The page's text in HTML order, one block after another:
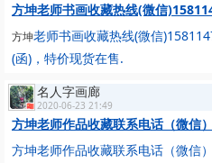
方坤老师书画收藏热线(微信
方坤老师书画收藏热线(微信
(函)，特价现货在售.
名人字画廊
2020-06-23 21:49
方坤老师作品收藏联系电话（微信）
方坤老师作品收藏联系电话（微信